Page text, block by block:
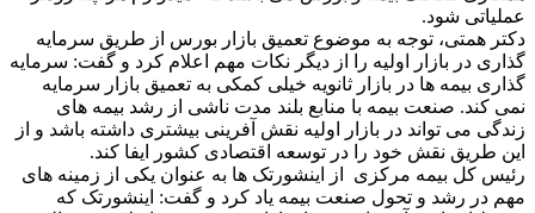
عملیاتی شود.
دکتر همتی، توجه به موضوع تعمیق بازار بورس از طریق سرمایه
گذاری در بازار اولیه را از دیگر نکات مهم اعلام کرد و گفت: سرمایه
گذاری بیمه ها در بازار ثانویه خیلی کمکی به تعمیق بازار سرمایه
نمی کند. صنعت بیمه با منابع بلند مدت ناشی از رشد بیمه های
زندگی می تواند در بازار اولیه نقش آفرینی بیشتری داشته باشد و از
این طریق نقش خود را در توسعه اقتصادی کشور ایفا کند.
رئیس کل بیمه مرکزی از اینشورتک ها به عنوان یکی از زمینه های
مهم در رشد و تحول صنعت بیمه یاد کرد و گفت: اینشورتک که